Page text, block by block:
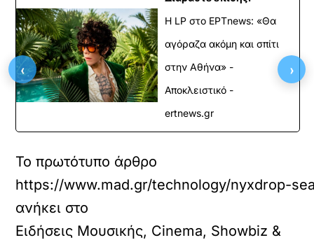
Η LP στο EΡΤnews: «Θα
αγόραζα ακόμη και σπίτι
στην Αθήνα» -
Αποκλειστικό -
ertnews.gr
Το πρωτότυπο άρθρο
https://www.mad.gr/technology/nyxdrop-
ανήκει στο
Ειδήσεις Μουσικής, Cinema, Showbiz &
‹ ›